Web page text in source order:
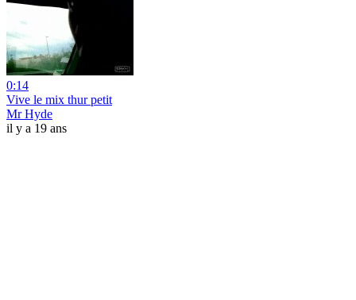
0:14
Vive le mix thur petit
Mr Hyde
il y a 19 ans